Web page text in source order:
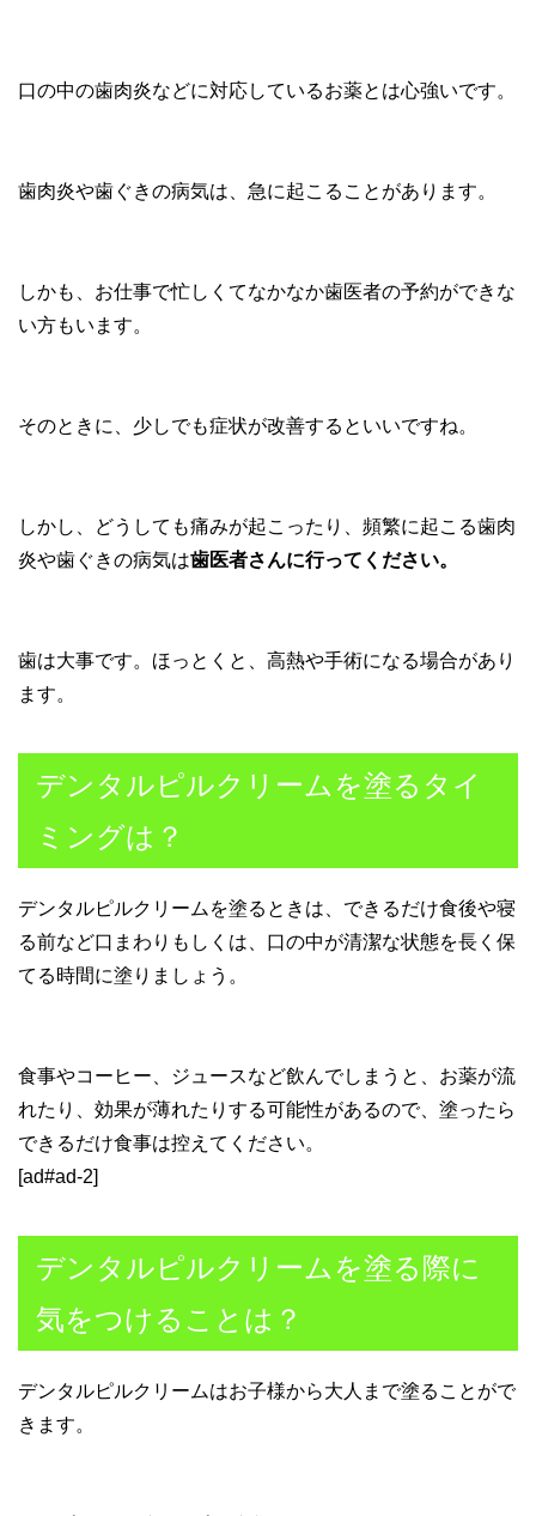
口の中の歯肉炎などに対応しているお薬とは心強いです。
歯肉炎や歯ぐきの病気は、急に起こることがあります。
しかも、お仕事で忙しくてなかなか歯医者の予約ができな
い方もいます。
そのときに、少しでも症状が改善するといいですね。
しかし、どうしても痛みが起こったり、頻繁に起こる歯肉
炎や歯ぐきの病気は歯医者さんに行ってください。
歯は大事です。ほっとくと、高熱や手術になる場合があり
ます。
デンタルピルクリームを塗るタイ
ミングは？
デンタルピルクリームを塗るときは、できるだけ食後や寝
る前など口まわりもしくは、口の中が清潔な状態を長く保
てる時間に塗りましょう。
食事やコーヒー、ジュースなど飲んでしまうと、お薬が流
れたり、効果が薄れたりする可能性があるので、塗ったら
できるだけ食事は控えてください。
[ad#ad-2]
デンタルピルクリームを塗る際に
気をつけることは？
デンタルピルクリームはお子様から大人まで塗ることがで
きます。